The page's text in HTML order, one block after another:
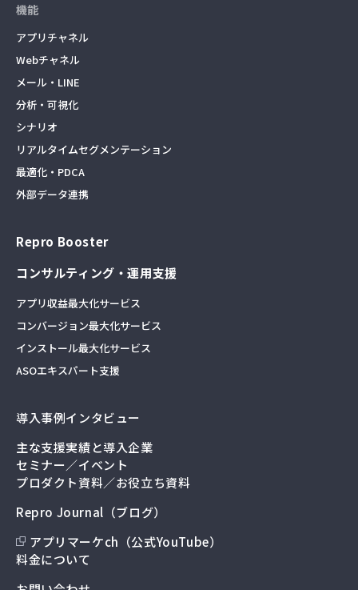
機能
アプリチャネル
Webチャネル
メール・LINE
分析・可視化
シナリオ
リアルタイムセグメンテーション
最適化・PDCA
外部データ連携
Repro Booster
コンサルティング・運用支援
アプリ収益最大化サービス
コンバージョン最大化サービス
インストール最大化サービス
ASOエキスパート支援
導入事例インタビュー
主な支援実績と導入企業
セミナー／イベント
プロダクト資料／お役立ち資料
Repro Journal（ブログ）
アプリマーケch（公式YouTube）
料金について